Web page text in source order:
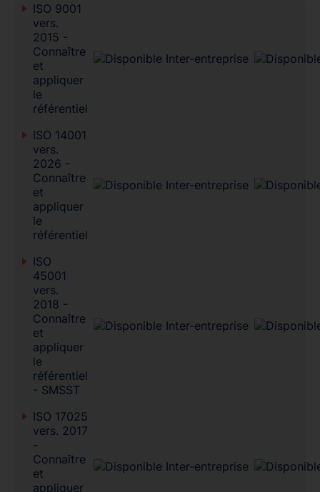
ISO 9001
vers.
2015 -
Connaître
et
appliquer
le
référentiel
ISO 14001
vers.
2026 -
Connaître
et
appliquer
le
référentiel
ISO
45001
vers.
2018 -
Connaître
et
appliquer
le
référentiel
- SMSST
ISO 17025
vers. 2017
-
Connaître
et
appliquer